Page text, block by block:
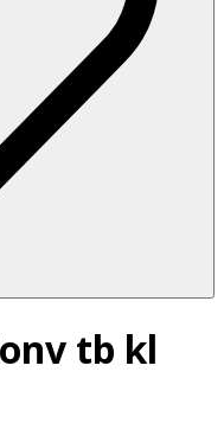
tb kl